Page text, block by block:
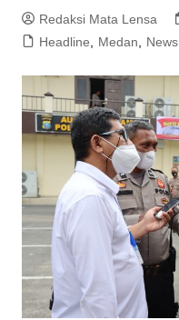
Redaksi Mata Lensa
Headline
Medan News